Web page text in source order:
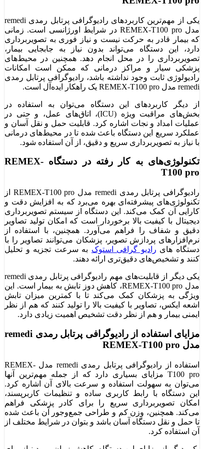
یکی از مهم‌ترین کاربردهای رادیوگرافی پرتابل رمدی remedi
مدل REMEX-T100 pro در شرایط اورژانسی است. زمانی
که بیمار قادر به حرکت نیست و نیاز فوری به تصویربرداری
دارد، این دستگاه می‌تواند بدون نیاز به جابجایی بیمار،
تصویربرداری را در محل انجام دهد. همچنین در محیط‌های
پزشکی سیار و مراکز درمانی که ممکن است امکانات
رادیولوژی ثابت وجود نداشته باشد، رادیوگرافی پرتابل رمدی
remedi مدل REMEX-T100 pro یک راهکار ایده‌آل است.
از دیگر کاربردهای این دستگاه می‌توان به استفاده در
بخش‌های مراقبت ویژه (ICU)، اتاق‌های عمل، و حتی در
عملیات امداد و نجات اشاره کرد. قابلیت حمل و نقل آسان و
عملکرد سریع این دستگاه باعث شده تا در محیط‌های درمانی
با نیاز به تصویربرداری سریع و دقیق، از آن استفاده شود.
تکنولوژی‌های به کار رفته در دستگاه REMEX-
T100 pro
رادیوگرافی پرتابل رمدی remedi مدل REMEX-T100 pro از
تکنولوژی‌های پیشرفته‌ای بهره می‌برد که به افزایش دقت و
کارایی آن کمک می‌کند. این دستگاه از سیستم تصویربرداری
دیجیتال با کیفیت بالا برخوردار است که امکان تولید تصاویر
دقیق و شفاف را فراهم می‌آورد. همچنین، با استفاده از
نرم‌افزارهای پردازش تصویر، پزشکان می‌توانند تصاویر را با
دستگاه های رادیو گرافی استوک به سرعت تجزیه و تحلیل
کنند و تشخیص‌های دقیق‌تری ارائه دهند.
یکی دیگر از قابلیت‌های مهم رادیوگرافی پرتابل رمدی remedi
مدل REMEX-T100 pro، کاهش دوز تابش به بیمار است. این
ویژگی به پزشکان کمک می‌کند تا با کمترین میزان تابش
اشعه ایکس، تصاویر با کیفیت بالا را تولید کنند که هم از نظر
ایمنی بیمار و هم از نظر دقت تشخیص اهمیت زیادی دارد.
مزایای استفاده از رادیوگرافی پرتابل رمدی remedi
مدل REMEX-T100 pro
استفاده از رادیوگرافی پرتابل رمدی remedi مدل REMEX-
T100 pro مزایای بسیاری دارد که از جمله مهم‌ترین آنها
می‌توان به سهولت استفاده و سرعت بالای آن اشاره کرد.
این دستگاه با رابط کاربری ساده و تنظیمات کاربرپسند،
امکان تصویربرداری سریع را برای کادر پزشکی فراهم
می‌کند. همچنین، وزن کم و طراحی جمع‌وجور آن باعث شده
تا حمل و نقل دستگاه آسان باشد و بتوان در شرایط مختلف از
آن استفاده کرد.